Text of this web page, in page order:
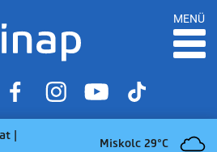
MENÜ
|
Miskolc 29°C